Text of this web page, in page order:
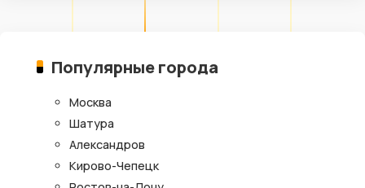
Популярные города
Москва
Шатура
Александров
Кирово-Чепецк